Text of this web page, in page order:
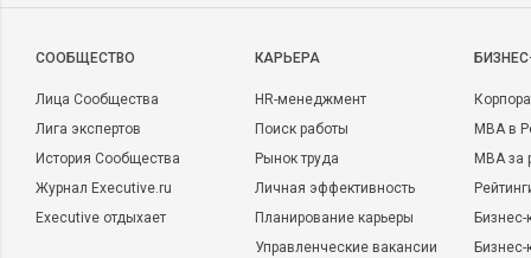
CООБЩЕСТВО
Лица Сообщества
Лига экспертов
История Сообщества
Журнал Executive.ru
Executive отдыхает
КАРЬЕРА
HR-менеджмент
Поиск работы
Рынок труда
Личная эффективность
Планирование карьеры
Управленческие вакансии
MBA в
MBA
Бизнес-